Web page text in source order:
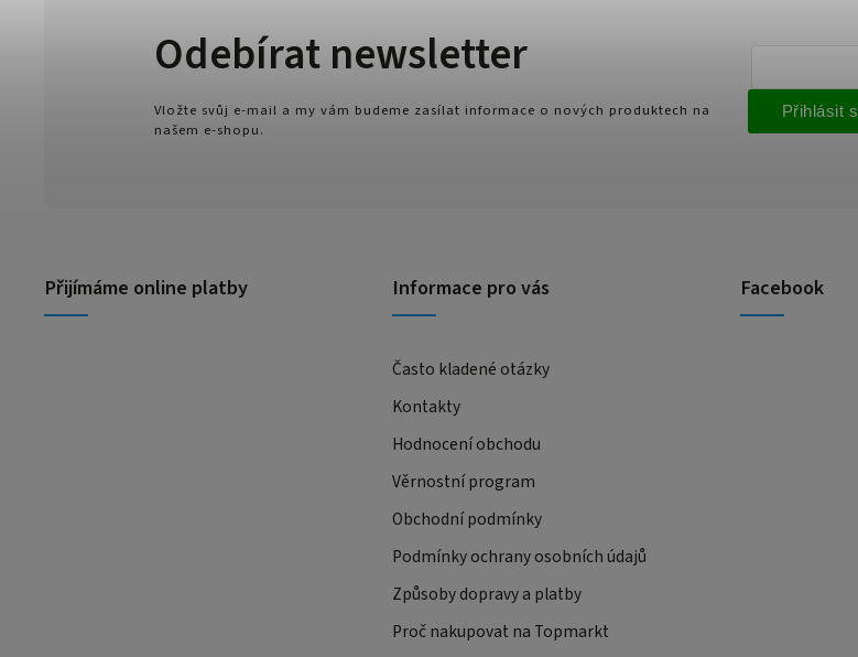
Odebírat newsletter
Vložte svůj e-mail a my vám budeme zasílat informace o nových produktech na
našem e-shopu.
Přihlásit
Přijímáme online platby Informace pro vás
Často kladené otázky
Kontakty
Hodnocení obchodu
Věrnostní program
Obchodní podmínky
Podmínky ochrany osobních údajů
Způsoby dopravy a platby
Proč nakupovat na Topmarkt
Facebook